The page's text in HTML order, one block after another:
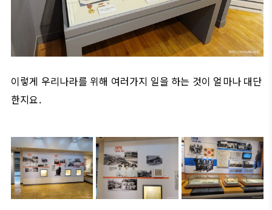
이렇게 우리나라를 위해 여러가지 일을 하는 것이 얼마나 대단
한지요.